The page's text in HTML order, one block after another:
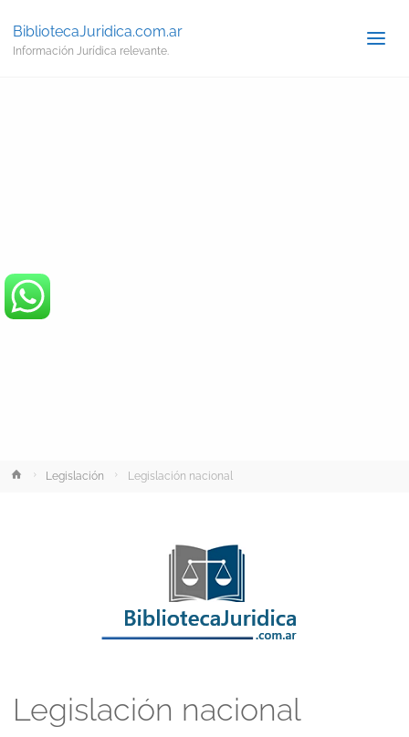
BibliotecaJuridica.com.ar
Información Jurídica relevante.
InicioLegislación Legislación nacional
Legislación nacional